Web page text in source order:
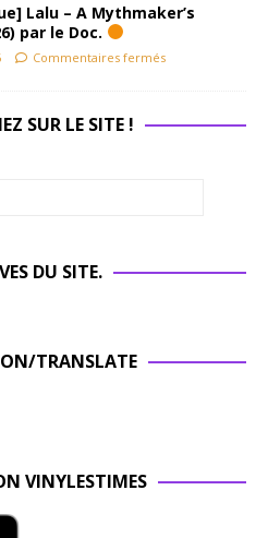
Lalu – A Mythmaker’s
par le Doc.
Commentaires fermés
SUR LE SITE !
DU SITE.
TRANSLATE
VINYLESTIMES